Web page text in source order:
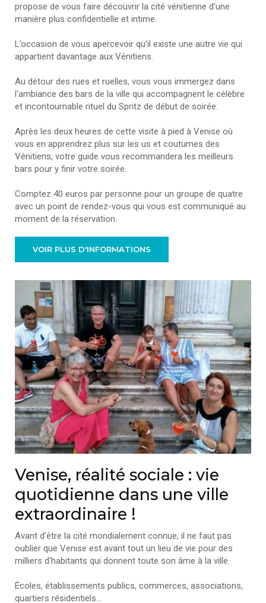
propose de vous faire découvrir la cité vénitienne d'une
manière plus confidentielle et intime.
L’occasion de vous apercevoir qu'il existe une autre vie qui
appartient davantage aux Vénitiens.
Au détour des rues et ruelles, vous vous immergez dans
l'ambiance des bars de la ville qui accompagnent le célèbre
et incontournable rituel du Spritz de début de soirée.
Après les deux heures de cette visite à pied à Venise où
vous en apprendrez plus sur les us et coutumes des
Vénitiens, votre guide vous recommandera les meilleurs
bars pour y finir votre soirée.
Comptez 40 euros par personne pour un groupe de quatre
avec un point de rendez-vous qui vous est communiqué au
moment de la réservation.
VOIR PLUS D'INFORMATIONS
Venise, réalité sociale : vie
quotidienne dans une ville
extraordinaire !
Avant d'être la cité mondialement connue, il ne faut pas
oublier que Venise est avant tout un lieu de vie pour des
milliers d'habitants qui donnent toute son âme à la ville.
Écoles, établissements publics, commerces, associations,
quartiers résidentiels…